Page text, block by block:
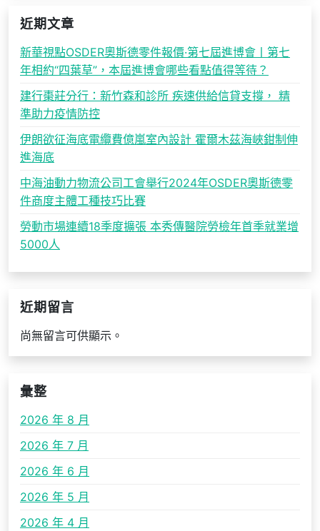
近期文章
新華視點OSDER奧斯德零件報價·第七屆進博會丨第七
年相約“四葉草”，本屆進博會哪些看點值得等待？
建行棗莊分行：新竹森和診所 疾速供給信貸支撐， 精
準助力疫情防控
伊朗欲征海底電纜費億嵐室內設計 霍爾木茲海峽鉗制伸
進海底
中海油動力物流公司工會舉行2024年OSDER奧斯德零
件商度主體工種技巧比賽
勞動市場連續18季度擴張 本秀傳醫院勞檢年首季就業增
5000人
近期留言
尚無留言可供顯示。
彙整
2026 年 8 月
2026 年 7 月
2026 年 6 月
2026 年 5 月
2026 年 4 月